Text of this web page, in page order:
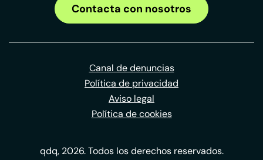
Contacta con nosotros
Canal de denuncias
Política de privacidad
Aviso legal
Política de cookies
qdq, 2026. Todos los derechos reservados.